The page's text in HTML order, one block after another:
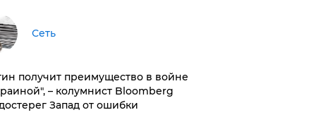
Сеть
получит преимущество в войне
– колумнист Bloomberg
Запад от ошибки